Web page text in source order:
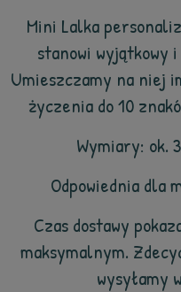
Mini Lalka
stanowi wyjątkowy
Umieszczamy na niej
życzenia do 10
Wymiary: ok.
Odpowiednia dla
Czas dostawy
maksymalnym.
wysyłamy